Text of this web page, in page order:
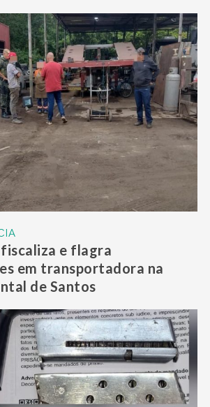
e flagra
em transportadora na
de Santos